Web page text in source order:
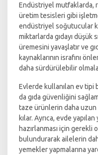
Endüstriyel mutfaklarda,
üretim tesisleri gibi
endüstriyel soğutucular
miktarlarda gıdayı düşük
üremesini yavaşlatır ve
kaynaklarının israfını
daha sürdürülebilir
Evlerde kullanılan ev tipi
da gıda güvenliğini
taze ürünlerin daha
kılar. Ayrıca, evde
hazırlanması için gerekli
bulundurarak ailelerin
yemekler yapmalarına